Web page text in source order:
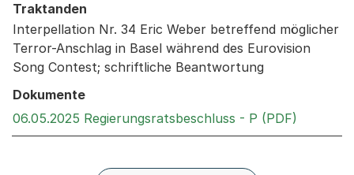
Traktanden
Interpellation Nr. 34 Eric Weber betreffend möglicher
Terror-Anschlag in Basel während des Eurovision
Song Contest; schriftliche Beantwortung
Dokumente
06.05.2025 Regierungsratsbeschluss - P (PDF)